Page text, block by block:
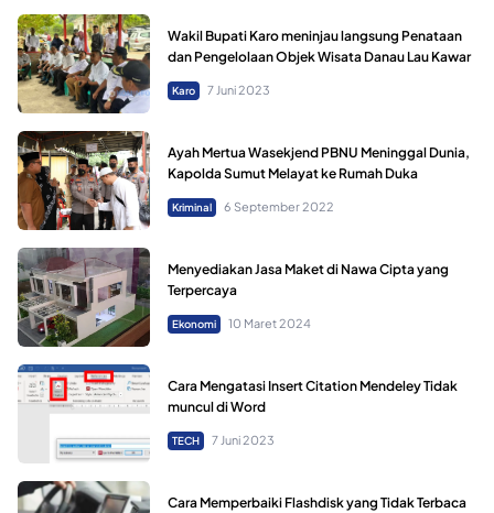
Wakil Bupati Karo meninjau langsung Penataan
dan Pengelolaan Objek Wisata Danau Lau Kawar
Karo 7 Juni 2023
Ayah Mertua Wasekjend PBNU Meninggal Dunia,
Kapolda Sumut Melayat ke Rumah Duka
Kriminal 6 September 2022
Menyediakan Jasa Maket di Nawa Cipta yang
Terpercaya
Ekonomi 10 Maret 2024
Cara Mengatasi Insert Citation Mendeley Tidak
muncul di Word
TECH 7 Juni 2023
Cara Memperbaiki Flashdisk yang Tidak Terbaca